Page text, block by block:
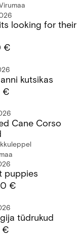
looking for their
€
kutsikas
€
Cane Corso
puppies
€
tüdrukud
€